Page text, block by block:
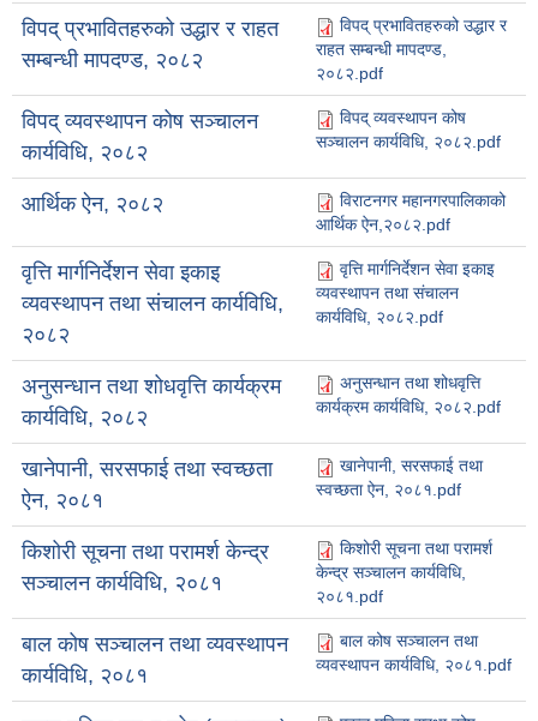
विपद् प्रभावितहरुको उद्धार र राहत
सम्बन्धी मापदण्ड, २०८२
विपद् प्रभावितहरुको उद्धार र
राहत सम्बन्धी मापदण्ड,
२०८२.pdf
विपद् व्यवस्थापन कोष सञ्चालन
कार्यविधि, २०८२
विपद् व्यवस्थापन कोष
सञ्चालन कार्यविधि, २०८२.pdf
आर्थिक ऐन, २०८२
विराटनगर महानगरपालिकाको
आर्थिक ऐन,२०८२.pdf
वृत्ति मार्गनिर्देशन सेवा इकाइ
व्यवस्थापन तथा संचालन कार्यविधि,
२०८२
वृत्ति मार्गनिर्देशन सेवा इकाइ
व्यवस्थापन तथा संचालन
कार्यविधि, २०८२.pdf
अनुसन्धान तथा शोधवृत्ति कार्यक्रम
कार्यविधि, २०८२
अनुसन्धान तथा शोधवृत्ति
कार्यक्रम कार्यविधि, २०८२.pdf
खानेपानी, सरसफाई तथा स्वच्छता
ऐन, २०८१
खानेपानी, सरसफाई तथा
स्वच्छता ऐन, २०८१.pdf
किशोरी सूचना तथा परामर्श केन्द्र
सञ्चालन कार्यविधि, २०८१
किशोरी सूचना तथा परामर्श
केन्द्र सञ्चालन कार्यविधि,
२०८१.pdf
बाल कोष सञ्चालन तथा व्यवस्थापन
कार्यविधि, २०८१
बाल कोष सञ्चालन तथा
व्यवस्थापन कार्यविधि, २०८१.pdf